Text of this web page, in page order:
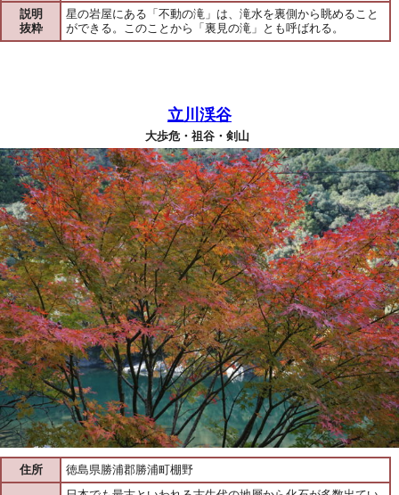
説明
抜粋
星の岩屋にある「不動の滝」は、滝水を裏側から眺めること
ができる。このことから「裏見の滝」とも呼ばれる。
立川渓谷
大歩危・祖谷・剣山
住所 徳島県勝浦郡勝浦町棚野